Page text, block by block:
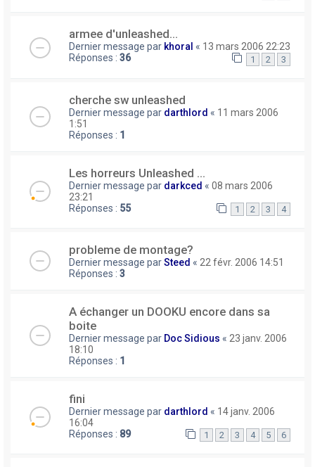
armee d'unleashed...
Dernier message par khoral « 13 mars 2006 22:23
Réponses : 36 1 2 3
cherche sw unleashed
Dernier message par darthlord « 11 mars 2006
1:51
Réponses : 1
Les horreurs Unleashed ...
Dernier message par darkced « 08 mars 2006
23:21
Réponses : 55 1 2 3 4
probleme de montage?
Dernier message parSteed « 22 févr. 2006 14:51
Réponses : 3
A échanger un DOOKU encore dans sa
boite
Dernier message par Doc Sidious « 23 janv. 2006
18:10
Réponses : 1
fini
Dernier message par darthlord « 14 janv. 2006
16:04
Réponses : 89 1 2 3 4 5 6